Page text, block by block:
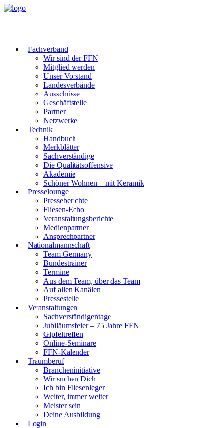
Fachverband
Wir sind der FFN
Mitglied werden
Unser Vorstand
Landesverbände
Ausschüsse
Geschäftstelle
Partner
Netzwerke
Technik
Handbuch
Merkblätter
Sachverständige
Die Qualitätsoffensive
Akademie
Schöner Wohnen – mit Keramik
Presselounge
Presseberichte
Fliesen-Echo
Veranstaltungsberichte
Medienpartner
Ansprechpartner
Nationalmannschaft
Team Germany
Bundestrainer
Termine
Aus dem Team, über das Team
Auf allen Kanälen
Pressestelle
Veranstaltungen
Sachverständigentage
Jubiläumsfeier – 75 Jahre FFN
Gipfeltreffen
Online-Seminare
FFN-Kalender
Traumberuf
Brancheninitiative
Wir suchen Dich
Ich bin Fliesenleger
Weiter, immer weiter
Meister sein
Deine Ausbildung
Login